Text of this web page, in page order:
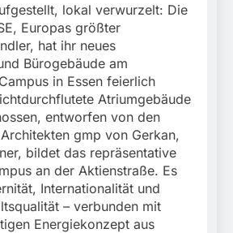
lokal verwurzelt: Die
Europas größter
hat ihr neues
Bürogebäude am
in Essen feierlich
Atriumgebäude
entworfen von den
gmp von Gerkan,
bildet das repräsentative
an der Aktienstraße. Es
Internationalität und
– verbunden mit
Energiekonzept aus